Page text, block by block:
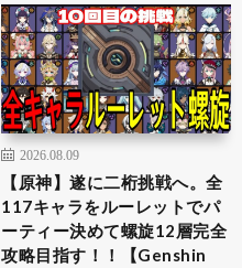
2026.08.09
【原神】遂に二桁挑戦へ。全
117キャラをルーレットでパ
ーティー決めて螺旋12層完全
攻略目指す！！【Genshin